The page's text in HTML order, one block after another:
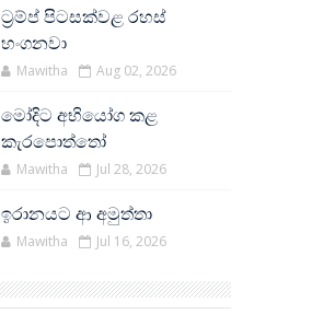
ට්‍රම්ප් පිටසක්වළ රහස්
හංගනවා
Mawitha Aug 02, 2026
මෝදිට අභියෝග කළ
කැරපොත්තෝ
Mawitha Jul 28, 2026
ඉරානයට ආ අමුත්තා
Mawitha Jul 16, 2026